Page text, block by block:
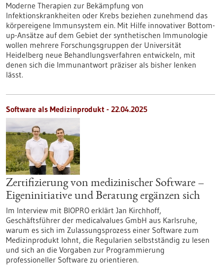
Moderne Therapien zur Bekämpfung von
Infektionskrankheiten oder Krebs beziehen zunehmend das
körpereigene Immunsystem ein. Mit Hilfe innovativer Bottom-
up-Ansätze auf dem Gebiet der synthetischen Immunologie
wollen mehrere Forschungsgruppen der Universität
Heidelberg neue Behandlungsverfahren entwickeln, mit
denen sich die Immunantwort präziser als bisher lenken
lässt.
Software als Medizinprodukt - 22.04.2025
Zertifizierung von medizinischer Software –
Eigeninitiative und Beratung ergänzen sich
Im Interview mit BIOPRO erklärt Jan Kirchhoff,
Geschäftsführer der medicalvalues GmbH aus Karlsruhe,
warum es sich im Zulassungsprozess einer Software zum
Medizinprodukt lohnt, die Regularien selbstständig zu lesen
und sich an die Vorgaben zur Programmierung
professioneller Software zu orientieren.